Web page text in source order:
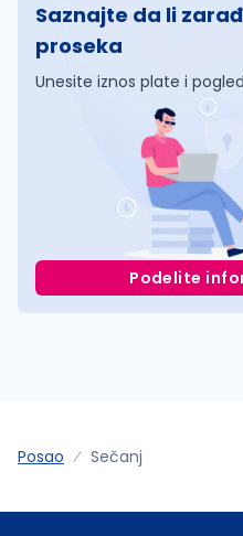
Saznajte da li
proseka
Unesite iznos plate i
Podelite
Posao Sečanj